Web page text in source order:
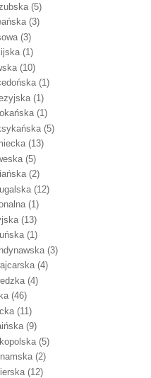
(5)
(3)
(3)
(1)
(10)
(1)
(1)
(1)
(5)
(13)
(5)
(2)
(12)
(1)
(13)
(1)
(3)
(4)
(4)
(46)
(11)
(9)
(5)
(2)
(12)